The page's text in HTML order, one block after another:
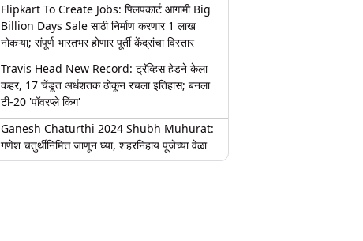
Flipkart To Create Jobs: फ्लिपकार्ट आगामी Big
Billion Days Sale साठी निर्माण करणार 1 लाख
नोकऱ्या; संपूर्ण भारतभर होणार पूर्ती केंद्रांचा विस्तार
Travis Head New Record: ट्रॅव्हिस हेडने केला
कहर, 17 चेंडूत अर्धशतक ठोकून रचला इतिहास; बनला
टी-20 'पॉवरप्ले किंग'
Ganesh Chaturthi 2024 Shubh Muhurat:
गणेश चतुर्थीनिमित्त जाणून घ्या, शहरनिहाय पूजेच्या वेळा